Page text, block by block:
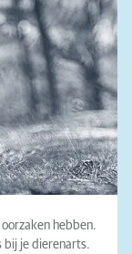
hebben.
bij je dierenarts.